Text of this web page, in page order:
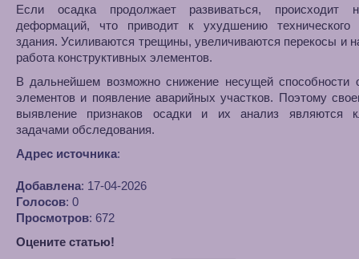
Если осадка продолжает развиваться, происходит
деформаций, что приводит к ухудшению технического
здания. Усиливаются трещины, увеличиваются перекосы и
работа конструктивных элементов.
В дальнейшем возможно снижение несущей способности
элементов и появление аварийных участков. Поэтому
выявление признаков осадки и их анализ являются
задачами обследования.
Адрес источника:
Добавлена: 17-04-2026
Голосов: 0
Просмотров: 672
Оцените статью!